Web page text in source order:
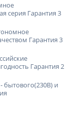
серия Гарантия 3
Гарантия 3
Гарантия 2
бытового(230В) и